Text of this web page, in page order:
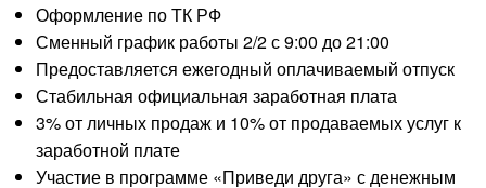
Оформление по ТК РФ
Сменный график работы 2/2 с 9:00 до 21:00
Предоставляется ежегодный оплачиваемый отпуск
Стабильная официальная заработная плата
3% от личных продаж и 10% от продаваемых услуг к
заработной плате
Участие в программе «Приведи друга» с денежным